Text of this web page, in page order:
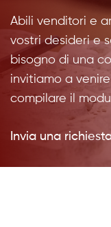
Abili venditori e
vostri desideri e
bisogno di una
invitiamo a
compilare il
Invia una